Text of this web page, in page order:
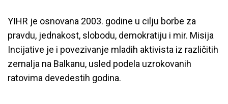
YIHR je osnovana 2003. godine u cilju borbe za
pravdu, jednakost, slobodu, demokratiju i mir. Misija
Incijative je i povezivanje mladih aktivista iz različitih
zemalja na Balkanu, usled podela uzrokovanih
ratovima devedestih godina.